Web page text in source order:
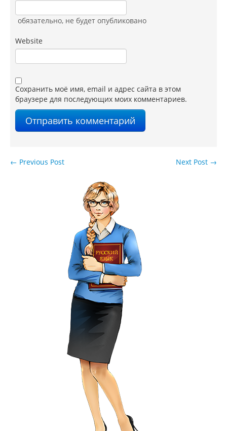
обязательно, не будет опубликовано
Website
Сохранить моё имя, email и адрес сайта в этом
браузере для последующих моих комментариев.
Next Post →
← Previous Post